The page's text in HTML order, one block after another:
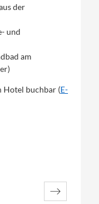
der
und
am
Hotel buchbar (E-